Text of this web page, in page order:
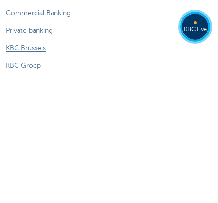
Commercial Banking
Private banking
KBC Brussels
KBC Groep
KBC Live